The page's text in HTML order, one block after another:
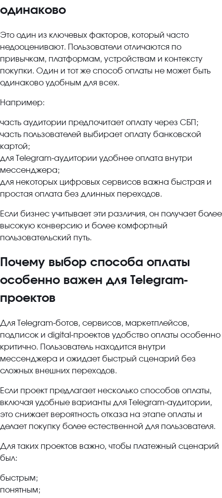
одинаково
Это один из ключевых факторов, который часто
недооценивают. Пользователи отличаются по
привычкам, платформам, устройствам и контексту
покупки. Один и тот же способ оплаты не может быть
одинаково удобным для всех.
Например:
часть аудитории предпочитает оплату через СБП;
часть пользователей выбирает оплату банковской
картой;
для Telegram-аудитории удобнее оплата внутри
мессенджера;
для некоторых цифровых сервисов важна быстрая и
простая оплата без длинных переходов.
Если бизнес учитывает эти различия, он получает более
высокую конверсию и более комфортный
пользовательский путь.
Почему выбор способа оплаты
особенно важен для Telegram-
проектов
Для Telegram-ботов, сервисов, маркетплейсов,
подписок и digital-проектов удобство оплаты особенно
критично. Пользователь находится внутри
мессенджера и ожидает быстрый сценарий без
сложных внешних переходов.
Если проект предлагает несколько способов оплаты,
включая удобные варианты для Telegram-аудитории,
это снижает вероятность отказа на этапе оплаты и
делает покупку более естественной для пользователя.
Для таких проектов важно, чтобы платежный сценарий
был:
быстрым;
понятным;